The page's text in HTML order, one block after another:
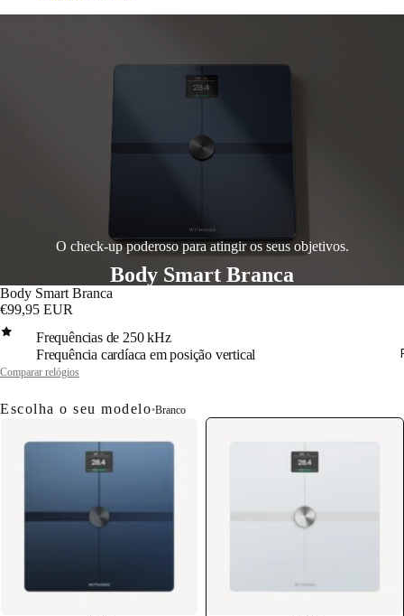
O check-up poderoso para atingir os seus objetivos.
Body Smart Branca
Body Smart Branca
€99,95 EUR
Frequências de 250 kHz
Frequência cardíaca em posição vertical
Comparar relógios
Escolha o seu modelo•Branco